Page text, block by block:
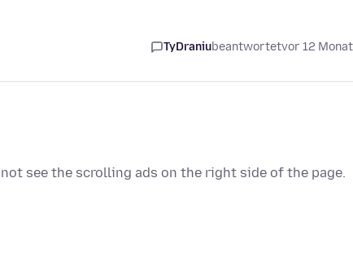
TyDraniubeantwortetvor 12
see the scrolling ads on the right side of the page.